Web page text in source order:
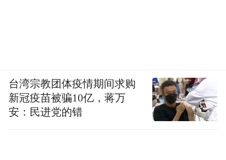
台湾宗教团体疫情期间求购
新冠疫苗被骗10亿，蒋万
安：民进党的错